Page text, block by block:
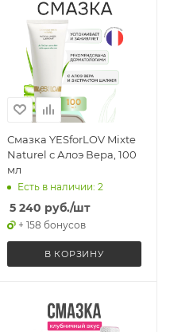
Смазка YESforLOV Mixte
Naturel с Алоэ Вера, 100
мл
Есть в наличии: 2
5 240 руб./шт
+ 158 бонусов
В КОРЗИНУ